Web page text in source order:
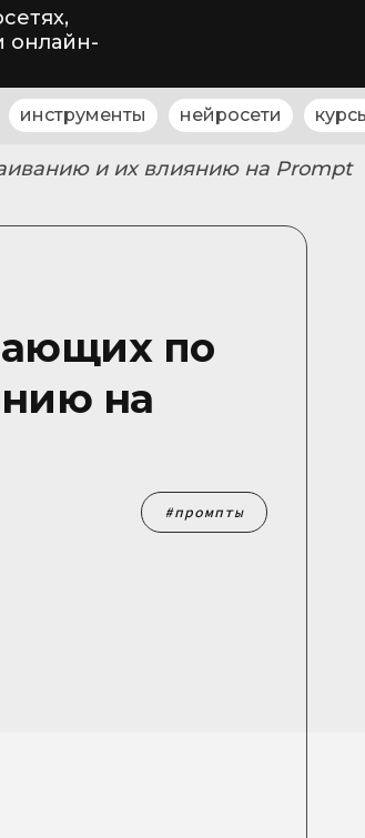
онлайн-
инструменты нейросети
и их влиянию на Prompt
по
на
промпты